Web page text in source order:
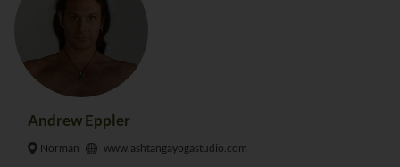
Andrew Eppler
Norman www.ashtangayogastudio.com